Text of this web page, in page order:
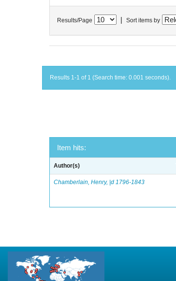
Results/Page Sort items by
Results 1-1 of 1 (Search time: 0.001 seconds).
Item hits:
Author(s)
Chamberlain, Henry, |d 1796-1843